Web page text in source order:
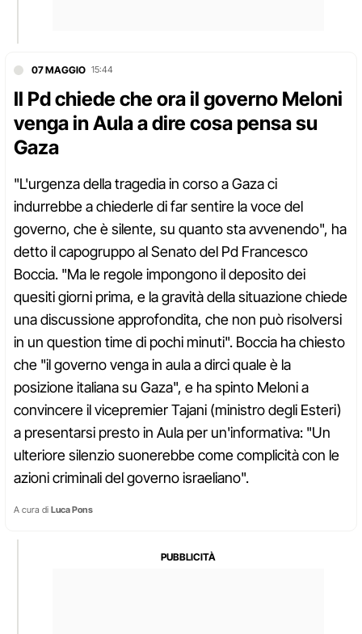
07 MAGGIO 15:44
Il Pd chiede che ora il governo Meloni
venga in Aula a dire cosa pensa su
Gaza
"L'urgenza della tragedia in corso a Gaza ci
indurrebbe a chiederle di far sentire la voce del
governo, che è silente, su quanto sta avvenendo", ha
detto il capogruppo al Senato del Pd Francesco
Boccia. "Ma le regole impongono il deposito dei
quesiti giorni prima, e la gravità della situazione chiede
una discussione approfondita, che non può risolversi
in un question time di pochi minuti". Boccia ha chiesto
che "il governo venga in aula a dirci quale è la
posizione italiana su Gaza", e ha spinto Meloni a
convincere il vicepremier Tajani (ministro degli Esteri)
a presentarsi presto in Aula per un'informativa: "Un
ulteriore silenzio suonerebbe come complicità con le
azioni criminali del governo israeliano".
A cura di Luca Pons